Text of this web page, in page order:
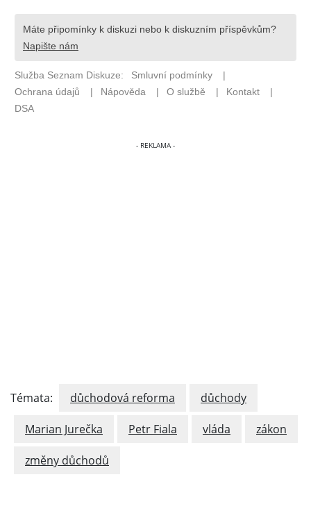
Témata: důchodová reforma důchody
Marian Jurečka Petr Fiala vláda zákon
změny důchodů